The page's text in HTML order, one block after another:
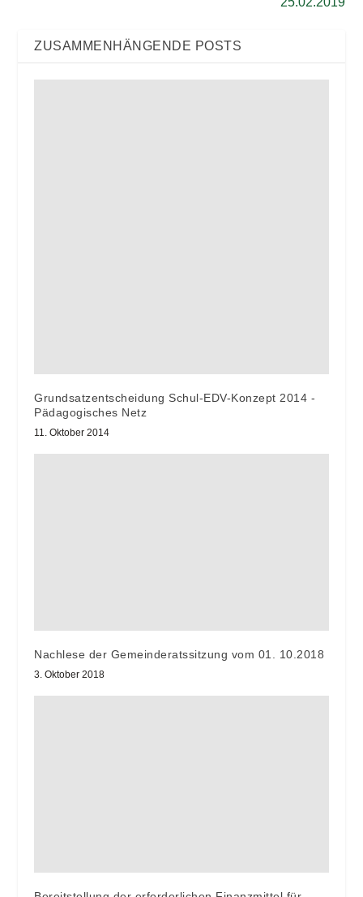
ZUSAMMENHÄNGENDE POSTS
Grundsatzentscheidung Schul-EDV-Konzept 2014 -
Pädagogisches Netz
11. Oktober 2014
Nachlese der Gemeinderatssitzung vom 01. 10.2018
3. Oktober 2018